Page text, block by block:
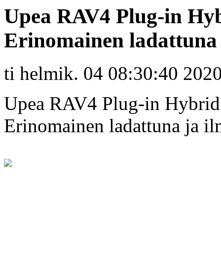
Upea RAV4 Plug-in
Erinomainen
ti helmik. 04 08:30:40
Upea RAV4 Plug-in
Erinomainen ladattuna ja